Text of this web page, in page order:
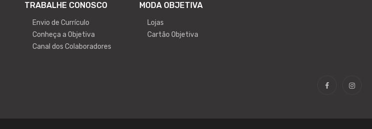
TRABALHE CONOSCO
Envio de Currículo
Conheça a Objetiva
Canal dos Colaboradores
MODA OBJETIVA
Lojas
Cartão Objetiva